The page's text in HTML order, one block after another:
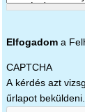
Elfogadoma
CAPTCHA
A kérdés azt
űrlapot beküldeni.